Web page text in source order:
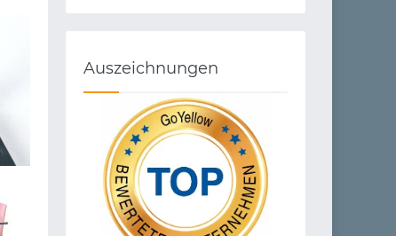
Auszeichnungen